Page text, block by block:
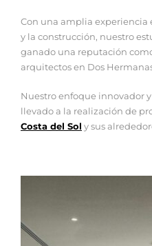
Con una amplia experiencia
y la construcción, nuestro
ganado una reputación
arquitectos en Dos
Nuestro enfoque innovador
llevado a la realización de
Costa del Sol y sus